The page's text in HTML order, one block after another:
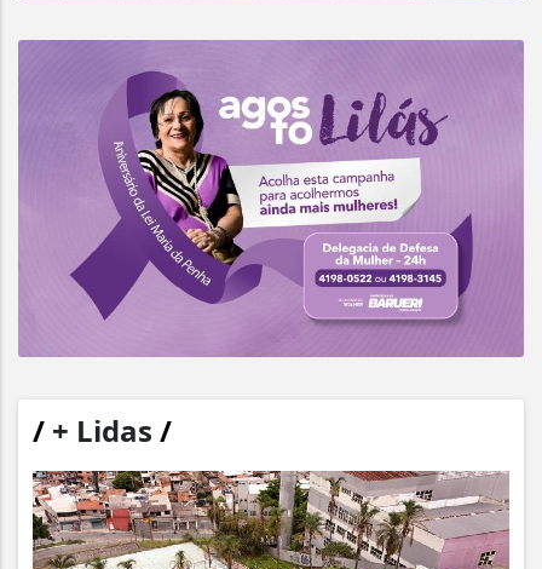
/ + Lidas /